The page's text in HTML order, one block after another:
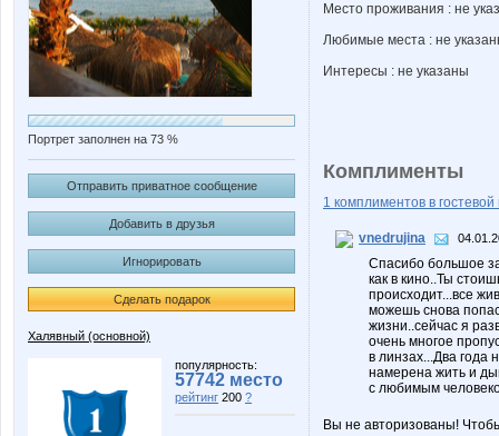
Портрет заполнен на 73 %
Отправить приватное сообщение
Добавить в друзья
Игнорировать
Сделать подарок
Халявный (основной)
популярность:
57742 место
рейтинг 200 ?
Место проживания : не
Любимые места : не
Интересы : не указаны
Комплименты
1 комплиментов в гостевой
vnedrujina
Спасибо большое
как в кино..Ты
происходит...все
можешь снова
жизни..сейчас я
очень многое
в линзах...Два года
намерена жить и
с любимым
Вы не авторизованы!